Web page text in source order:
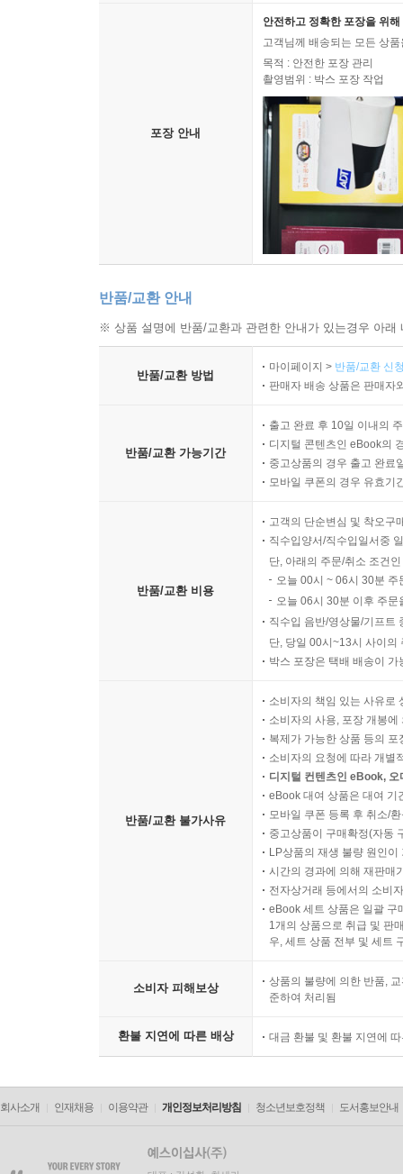
포장 안내
안전하고 정확한 포장을 위
고객님께 배송되는 모든 상
목적 : 안전한 포장 관리
촬영범위 : 박스 포장 작업
반품/교환 안내
※ 상품 설명에 반품/교환과 관련한 안내가 있는경우 아
반품/교환 방법
마이페이지 > 반품/교환 신
판매자 배송 상품은 판매자
반품/교환 가능기간
출고 완료 후 10일 이내의
디지털 콘텐츠인 eBook의
중고상품의 경우 출고 완료
모바일 쿠폰의 경우 유효기
반품/교환 비용
고객의 단순변심 및 착오구
직수입양서/직수입일서중
단, 아래의 주문/취소 조건
오늘 00시 ~ 06시 30분
오늘 06시 30분 이후 주
직수입 음반/영상물/기프트
단, 당일 00시~13시 사이의
박스 포장은 택배 배송이
반품/교환 불가사유
소비자의 책임 있는 사유로
소비자의 사용, 포장 개봉
복제가 가능한 상품 등의
소비자의 요청에 따라 개별
디지털 컨텐츠인 eBook,
eBook 대여 상품은 대여 기
모바일 쿠폰 등록 후 취소/
중고상품이 구매확정(자동
LP상품의 재생 불량 원인
시간의 경과에 의해 재판매
전자상거래 등에서의 소비
eBook 세트 상품은 일괄 구
1개의 상품으로 취급 및 판
우, 세트 상품 전부 및 세트
소비자 피해보상
상품의 불량에 의한 반품,
준하여 처리됨
환불 지연에 따른 배상 대금 환불 및 환불 지연에
회사소개 인재채용 이용약관 개인정보처리방침 청소년보호정책 도서홍보안내